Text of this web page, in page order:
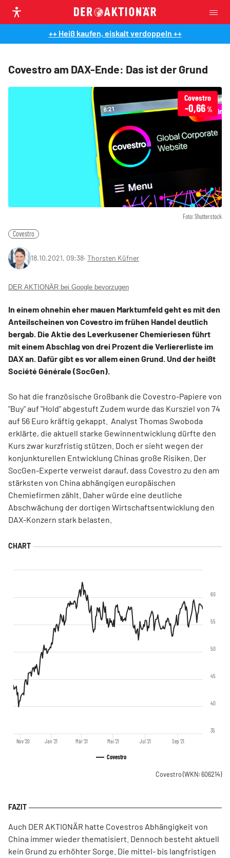
++ Heiß kaufen, eiskalt verdoppeln ++
Covestro am DAX-Ende: Das ist der Grund
Foto: Shutterstock
Covestro
-0,66%
Covestro
18.10.2021, 09:38‧ Thorsten Küfner
DER AKTIONÄR bei Google bevorzugen
In einem ohnehin eher mauen Marktumfeld geht es mit den
Anteilscheinen von Covestro im frühen Handel deutlich
bergab. Die Aktie des Leverkusener Chemieriesen führt
mit einem Abschlag von drei Prozent die Verliererliste im
DAX an. Dafür gibt es vor allem einen Grund. Und der heißt
Société Générale (SocGen).
So hat die französische Großbank die Covestro-Papiere von
"Buy" auf "Hold" abgestuft Zudem wurde das Kursziel von 74
auf 56 Euro kräftig gekappt. Analyst Thomas Swoboda
erklärte, die aktuell starke Gewinnentwicklung dürfte den
Kurs zwar kurzfristig stützen. Doch er sieht wegen der
konjunkturellen Entwicklung Chinas große Risiken. Der
SocGen-Experte verweist darauf, dass Covestro zu den am
stärksten von China abhängigen europäischen
Chemiefirmen zählt. Daher würde eine deutliche
Abschwächung der dortigen Wirtschaftsentwicklung den
DAX-Konzern stark belasten.
Covestro
Nov '20 Jan '21 Mär '21 Mai '21 Jul '21 Sep '21
35
40
45
50
55
60
Covestro (WKN: 606214)
Auch DER AKTIONÄR hatte Covestros Abhängigkeit von
China immer wieder thematisiert. Dennoch besteht aktuell
kein Grund zu erhöhter Sorge. Die mittel- bis langfristigen